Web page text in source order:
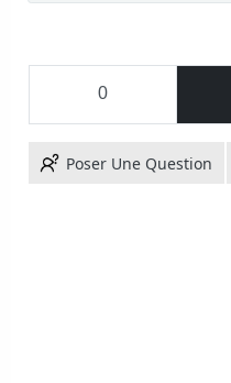
Poser Une Question